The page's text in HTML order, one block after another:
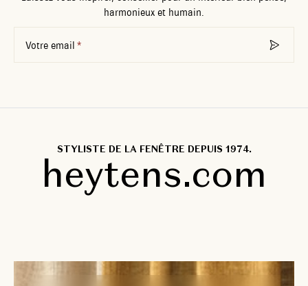
harmonieux et humain.
Votre email
STYLISTE DE LA FENÊTRE DEPUIS 1974.
heytens.com